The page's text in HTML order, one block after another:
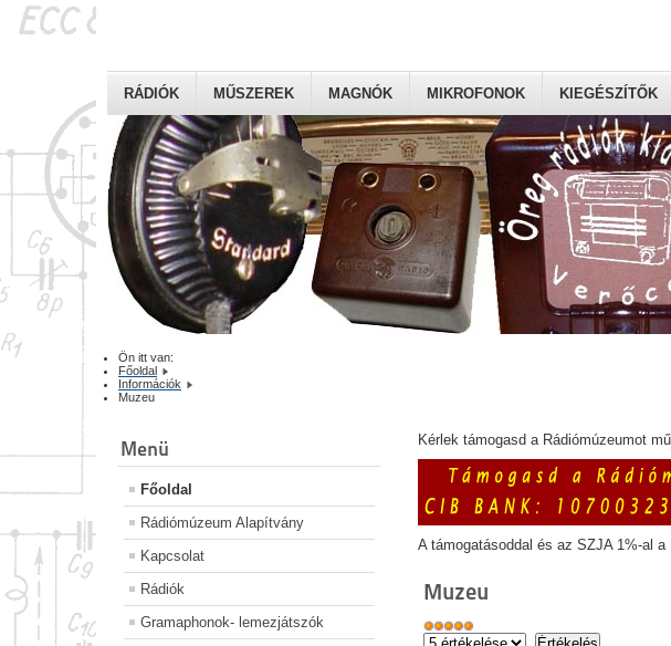
RÁDIÓK MŰSZEREK MAGNÓK MIKROFONOK KIEGÉSZÍTŐK
Ön itt van:
Főoldal
Információk
Muzeu
Menü
Főoldal
Rádiómúzeum Alapítvány
Kapcsolat
Rádiók
Gramaphonok- lemezjátszók
Kérlek támogasd a Rádiómúzeumot
A támogatásoddal és az SZJA 1%-al
Muzeu